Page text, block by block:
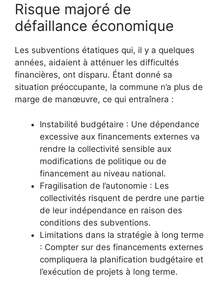
Risque majoré de
défaillance économique
Les subventions étatiques qui, il y a quelques
années, aidaient à atténuer les difficultés
financières, ont disparu. Étant donné sa
situation préoccupante, la commune n’a plus de
marge de manœuvre, ce qui entraînera :
Instabilité budgétaire : Une dépendance
excessive aux financements externes va
rendre la collectivité sensible aux
modifications de politique ou de
financement au niveau national.
Fragilisation de l’autonomie : Les
collectivités risquent de perdre une partie
de leur indépendance en raison des
conditions des subventions.
Limitations dans la stratégie à long terme
: Compter sur des financements externes
compliquera la planification budgétaire et
l’exécution de projets à long terme.